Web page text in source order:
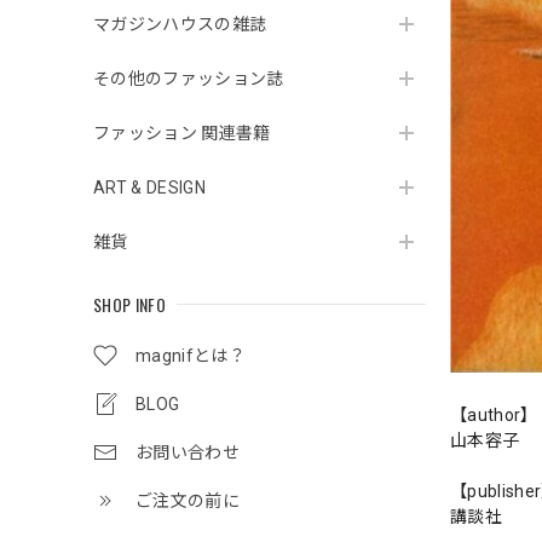
マガジンハウスの雑誌
その他のファッション誌
ファッション 関連書籍
ART & DESIGN
雑貨
SHOP INFO
magnifとは？
BLOG
お問い合わせ
ご注文の前に
【author】
山本容子
【
講談社